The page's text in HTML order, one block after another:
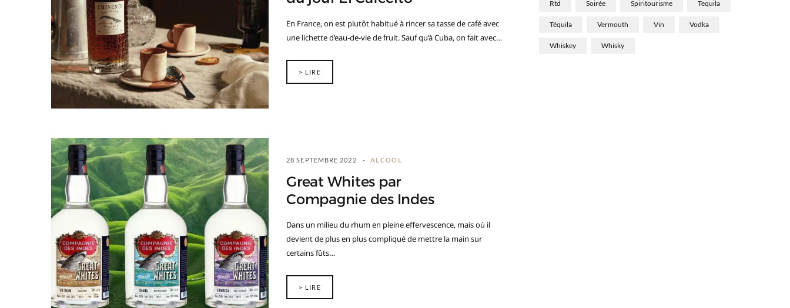
En France, on est plutôt habitué à rincer sa tasse de café avec
une lichette d’eau-de-vie de fruit. Sauf qu’à Cuba, on fait avec…
> LIRE
28 SEPTEMBRE 2022 ALCOOL
Great Whites par
Compagnie des Indes
Dans un milieu du rhum en pleine effervescence, mais où il
devient de plus en plus compliqué de mettre la main sur
certains fûts…
> LIRE
Rtd Soirée Spiritourisme Tequila
Téquila Vermouth Vin Vodka
Whiskey Whisky